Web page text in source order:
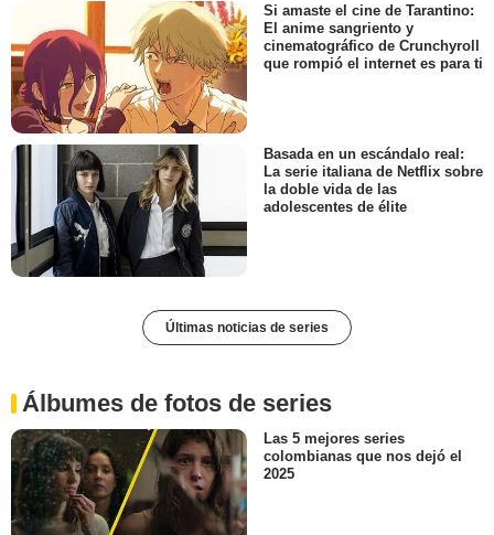
Si amaste el cine de Tarantino:
El anime sangriento y
cinematográfico de Crunchyroll
que rompió el internet es para ti
Basada en un escándalo real:
La serie italiana de Netflix sobre
la doble vida de las
adolescentes de élite
Últimas noticias de series
Álbumes de fotos de series
Las 5 mejores series
colombianas que nos dejó el
2025